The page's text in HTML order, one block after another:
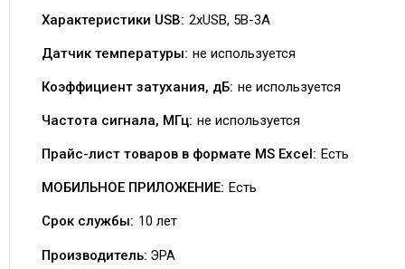
Характеристики USB: 2хUSB, 5В-3А
Датчик температуры: не используется
Коэффициент затухания, дБ: не используется
Частота сигнала, МГц: не используется
Прайс-лист товаров в формате MS Excel: Есть
МОБИЛЬНОЕ ПРИЛОЖЕНИЕ: Есть
Срок службы: 10 лет
Производитель: ЭРА